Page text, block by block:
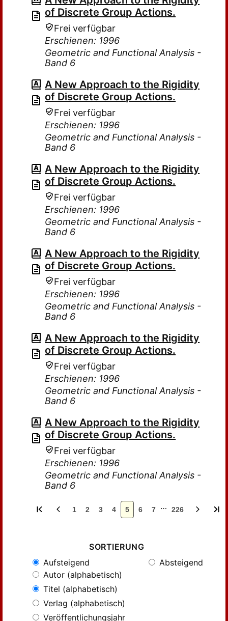
of Discrete Group Actions.
Frei verfügbar
Erschienen: 1996
Geometric and Functional Analysis -
Band 6
A New Approach to the Rigidity
of Discrete Group Actions.
Frei verfügbar
Erschienen: 1996
Geometric and Functional Analysis -
Band 6
A New Approach to the Rigidity
of Discrete Group Actions.
Frei verfügbar
Erschienen: 1996
Geometric and Functional Analysis -
Band 6
A New Approach to the Rigidity
of Discrete Group Actions.
Frei verfügbar
Erschienen: 1996
Geometric and Functional Analysis -
Band 6
A New Approach to the Rigidity
of Discrete Group Actions.
Frei verfügbar
Erschienen: 1996
Geometric and Functional Analysis -
Band 6
A New Approach to the Rigidity
of Discrete Group Actions.
Frei verfügbar
Erschienen: 1996
Geometric and Functional Analysis -
Band 6
1 2 3 4 5 6 7 … 226
SORTIERUNG
Aufsteigend
Absteigend
Autor (alphabetisch)
Titel (alphabetisch)
Verlag (alphabetisch)
Veröffentlichungsjahr